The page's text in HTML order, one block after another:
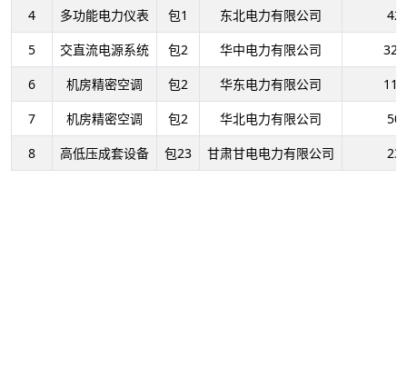
4
多功能电力仪表 包1 东北电力有限公司
42
5
交直流电源系统 包2 华中电力有限公司
321
6
机房精密空调 包2 华东电力有限公司
110
7
机房精密空调 包2 华北电力有限公司
50
8
高低压成套设备 包23 甘肃甘电电力有限公司 23